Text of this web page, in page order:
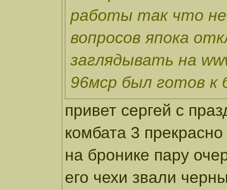
работы так что
вопросов япока
заглядывать на
96мср был готов к
привет сергей с
комбата 3
на бронике пару
его чехи звали